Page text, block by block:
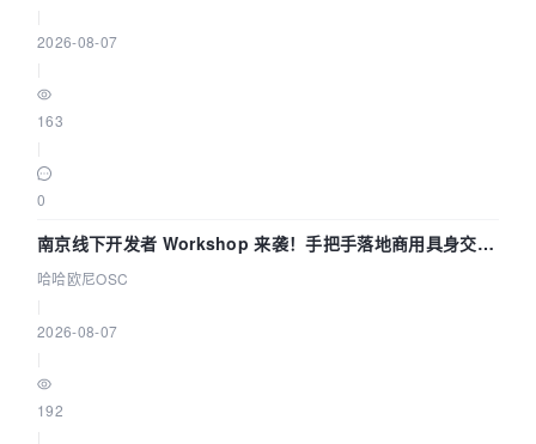
2026-08-07
163
0
南京线下开发者 Workshop 来袭！手把手落地商用具身交互
智能 Agent 应用
哈哈欧尼OSC
2026-08-07
192